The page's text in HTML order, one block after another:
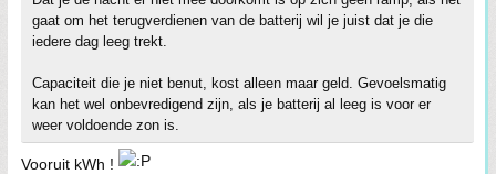
gaat om het terugverdienen van de batterij wil je juist dat je die
iedere dag leeg trekt.
Capaciteit die je niet benut, kost alleen maar geld. Gevoelsmatig
kan het wel onbevredigend zijn, als je batterij al leeg is voor er
weer voldoende zon is.
Vooruit kWh !